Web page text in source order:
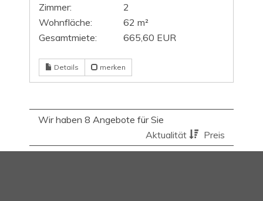
Zimmer:
2
Wohnfläche:
62 m²
Gesamtmiete:
665,60 EUR
Details merken
Wir haben 8 Angebote für Sie
Aktualität
Preis